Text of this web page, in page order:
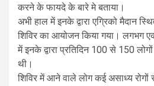
करने के फायदे के बारे मे बताया।
अभी हाल में इनके द्वारा एग्रिको मैदान
शिविर का आयोजन किया गया। लगभग
में इनके द्वारा प्रतिदिन 100 से 150 लोगों
थी।
शिविर में आने वाले लोग कई असाध्य